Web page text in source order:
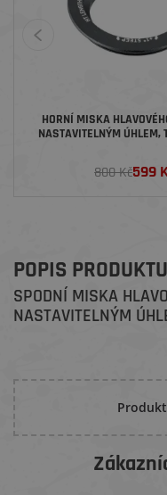
HORNÍ MISKA
NASTAVITELNÝM ÚHLEM,
800 Kč599
POPIS PRODUKTU
SPODNÍ MISKA
NASTAVITELNÝM